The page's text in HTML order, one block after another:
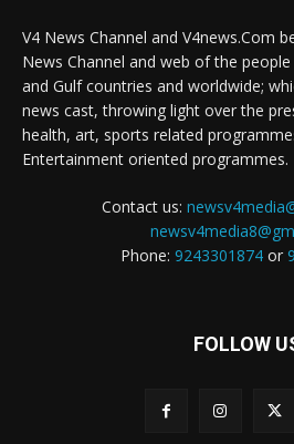
V4 News Channel and V4news.Com
News Channel and web of the
and Gulf countries and worldwide;
news cast, throwing light over the
health, art, sports related
Entertainment oriented programmes.
Contact us:
Phone: 9243301874or
FOLLOW